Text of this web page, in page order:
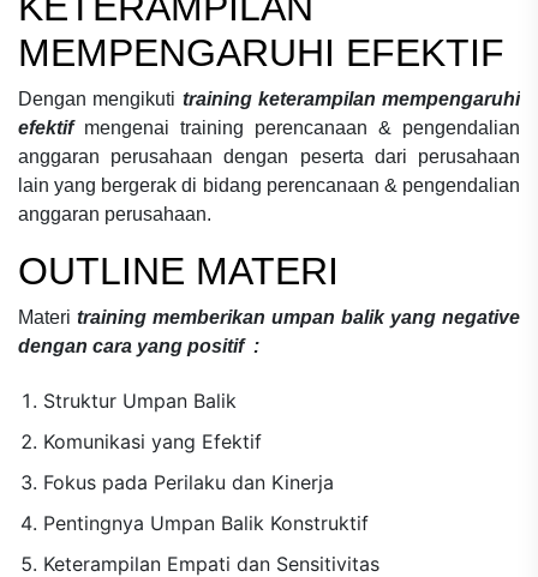
MEMPENGARUHI EFEKTIF
Dengan mengikuti training keterampilan mempengaruhi
efektif mengenai training perencanaan & pengendalian
anggaran perusahaandengan peserta dari perusahaan
lain yang bergerak di bidang perencanaan & pengendalian
anggaran perusahaan.
OUTLINE MATERI
Materi training memberikan umpan balik yang negative
dengan cara yang positif :
Struktur Umpan Balik
Komunikasi yang Efektif
Fokus pada Perilaku dan Kinerja
Pentingnya Umpan Balik Konstruktif
Keterampilan Empati dan Sensitivitas